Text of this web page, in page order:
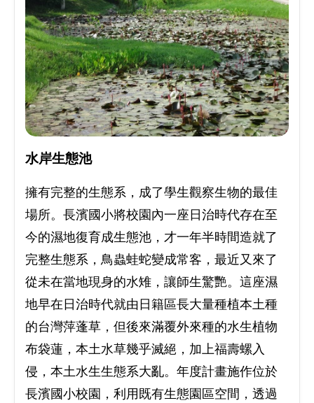
水岸生態池
擁有完整的生態系，成了學生觀察生物的最佳
場所。長濱國小將校園內一座日治時代存在至
今的濕地復育成生態池，才一年半時間造就了
完整生態系，鳥蟲蛙蛇變成常客，最近又來了
從未在當地現身的水雉，讓師生驚艷。這座濕
地早在日治時代就由日籍區長大量種植本土種
的台灣萍蓬草，但後來滿覆外來種的水生植物
布袋蓮，本土水草幾乎滅絕，加上福壽螺入
侵，本土水生生態系大亂。年度計畫施作位於
長濱國小校園，利用既有生態園區空間，透過